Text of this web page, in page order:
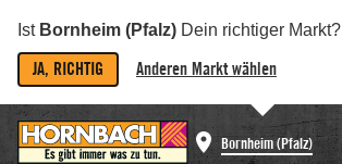
Ist Bornheim (Pfalz) Dein richtiger Markt?
JA, RICHTIG Anderen Markt wählen
Bornheim (Pfalz)